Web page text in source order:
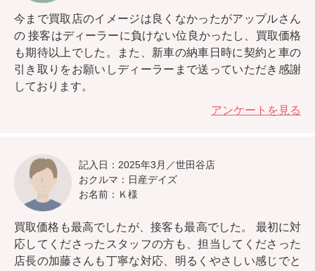
今まで買取店のイメージは良くなかったがアップルさん
の接客はディーラーに負けない位良かったし、買取価格
も期待以上 でした。また、新車の納車日時に契約と車の
引き取りをお願いしディーラーまで送っていただき感謝
しております。
アンケートを見る
記入日：2025年3月／世田谷店
おクルマ：日産デイズ
お名前：Ｋ様
買取価格も最高でしたが、接客も最高でした。 最初に対
応してくださったスタッフの方も、担当してくださった
店長の加藤さんも丁寧な対応、明るくやさしい感じでと